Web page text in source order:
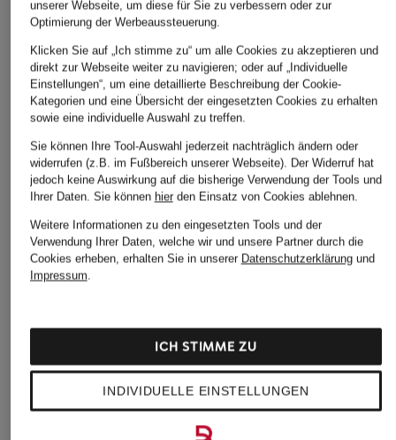
unserer Webseite, um diese für Sie zu verbessern oder zur
Optimierung der Werbeaussteuerung.
Klicken Sie auf „Ich stimme zu“ um alle Cookies zu akzeptieren und
direkt zur Webseite weiter zu navigieren; oder auf „Individuelle
Einstellungen“, um eine detaillierte Beschreibung der Cookie-
Kategorien und eine Übersicht der eingesetzten Cookies zu erhalten
sowie eine individuelle Auswahl zu treffen.
Sie können Ihre Tool-Auswahl jederzeit nachträglich ändern oder
widerrufen (z.B. im Fußbereich unserer Webseite). Der Widerruf hat
jedoch keine Auswirkung auf die bisherige Verwendung der Tools und
Ihrer Daten. Sie können hierden Einsatz von Cookies ablehnen.
Weitere Informationen zu den eingesetzten Tools und der
Verwendung Ihrer Daten, welche wir und unsere Partner durch die
Cookies erheben, erhalten Sie in unserer Datenschutzerklärungund
Impressum.
INDIVIDUELLE EINSTELLUNGEN
ICH STIMME ZU